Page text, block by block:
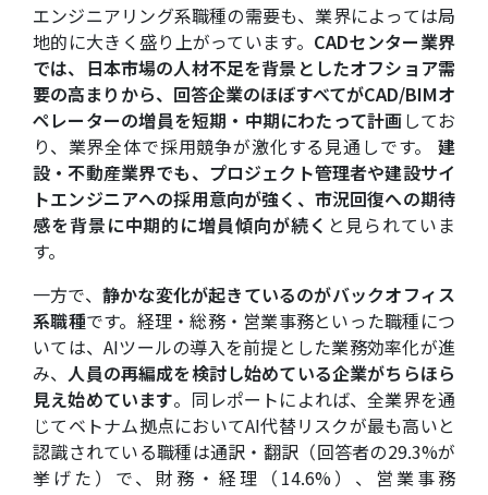
エンジニアリング系職種の需要も、業界によっては局
地的に大きく盛り上がっています。 CADセンター業界
では、日本市場の人材不足を背景としたオフショア需
要の高まりから、回答企業のほぼすべてがCAD/BIMオ
ペレーターの増員を短期・中期にわたって計画してお
り、業界全体で採用競争が激化する見通しです。 建
設・不動産業界でも、プロジェクト管理者や建設サイ
トエンジニアへの採用意向が強く、市況回復への期待
感を背景に中期的に増員傾向が続く と見られていま
す。
一方で、 静かな変化が起きているのがバックオフィス
系職種です。経理・総務・営業事務といった職種につ
いては、AIツールの導入を前提とした業務効率化が進
み、 人員の再編成を検討し始めている企業がちらほら
見え始めています。同レポートによれば、全業界を通
じてベトナム拠点においてAI代替リスクが最も高いと
認識されている職種は通訳・翻訳（回答者の29.3%が
挙げた）で、財務・経理（14.6%）、営業事務